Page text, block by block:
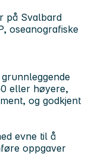
på Svalbard
oseanografiske
eller høyere,
og godkjent
evne til å
oppgaver